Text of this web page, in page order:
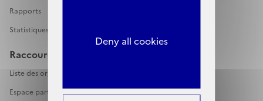
Deny all cookies
Rapports
Statistiques
Raccourcis
Liste des organismes complémentaires C2S
Espace partenaires